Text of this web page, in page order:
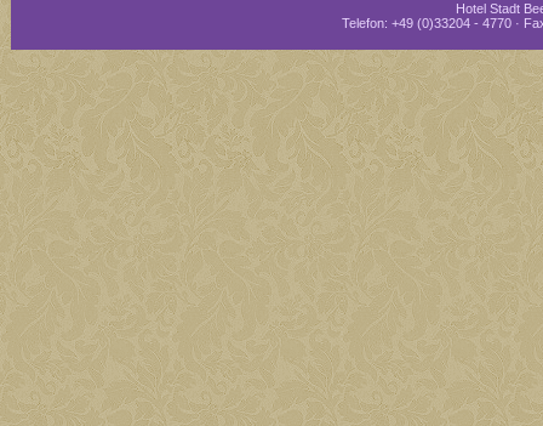
Hotel Stadt
Telefon: +49 (0)33204 - 4770 ·